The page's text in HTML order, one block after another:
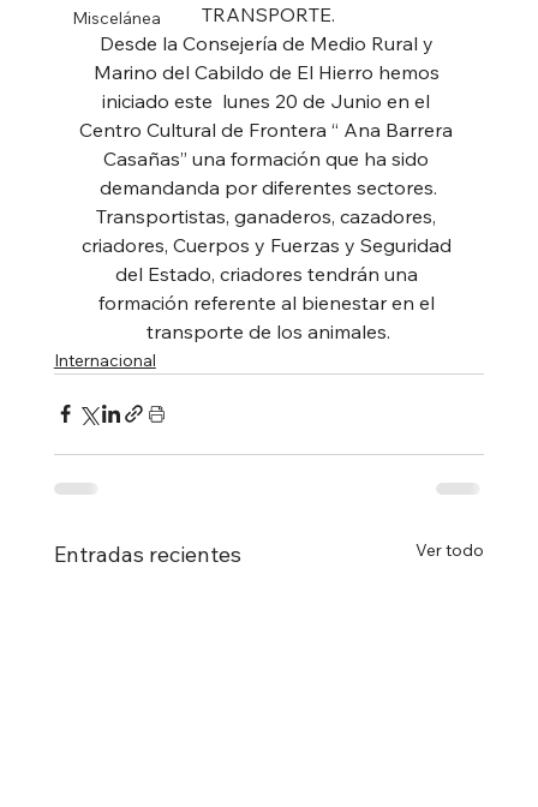
Miscelánea
TRANSPORTE.
Desde la Consejería de Medio Rural y
Marino del Cabildo de El Hierro hemos
iniciado este  lunes 20 de Junio en el
Centro Cultural de Frontera “ Ana Barrera
Casañas” una formación que ha sido
demandanda por diferentes sectores.
Transportistas, ganaderos, cazadores,
criadores, Cuerpos y Fuerzas y Seguridad
del Estado, criadores tendrán una
formación referente al bienestar en el
transporte de los animales.
Internacional
Entradas recientes Ver todo